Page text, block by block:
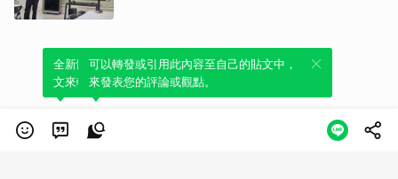
全新體驗！一鍵引用此內容，透過發布貼
文來輕鬆表達個人立場。
可以轉發或引用此內容至自己的貼文中，
來發表您的評論或觀點。